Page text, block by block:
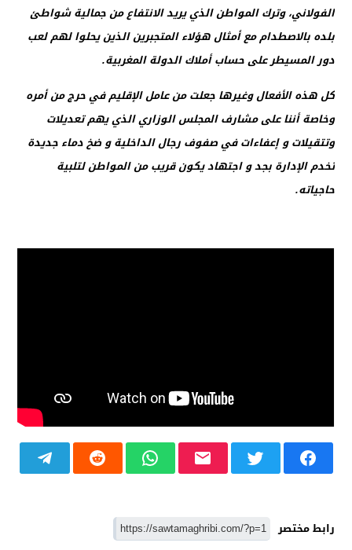
الفولاني، وترك المواطن الذي يريد الانتفاع من جمالية شواطئ
بلده بالاصطدام مع أمثال هؤلاء المتجبرين الذين يحلوا لهم لعب
دور المسيطر على حساب أملاك الدولة المغربية.
كل هذه الأفعال وغيرها جعلت من عامل الإقليم في حرج من أمره
وخاصة أننا على مشارف المجلس الوزاري الذي يهم تعديلات
وتتقيلات و إعفاءات في صفوف رجال الداخلية و ضخ دماء جديدة
تخدم الإدارة بجد و اجتهاد يكون قريب من المواطن لتلبية
حاجياته.
رابط مختصر